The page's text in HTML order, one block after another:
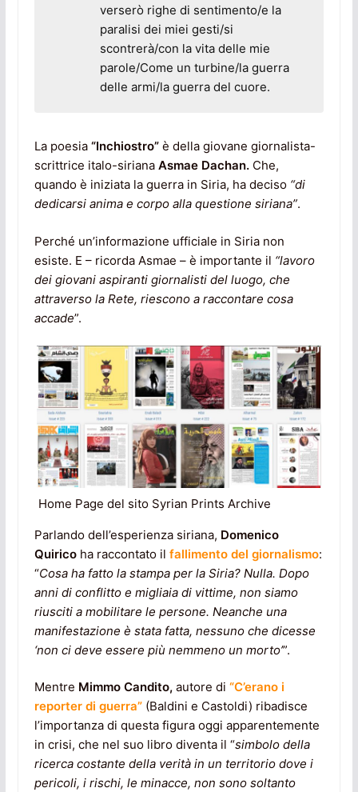
verserò righe di sentimento/e la
paralisi dei miei gesti/si
scontrerà/con la vita delle mie
parole/Come un turbine/la guerra
delle armi/la guerra del cuore.
La poesia “Inchiostro”è della giovane giornalista-
scrittrice italo-siriana Asmae Dachan. Che,
quando è iniziata la guerra in Siria, ha deciso “di
dedicarsi anima e corpo alla questione siriana”.
Perché un’informazione ufficiale in Siria non
esiste. E – ricorda Asmae – è importante il “lavoro
dei giovani aspiranti giornalisti del luogo, che
attraverso la Rete, riescono a raccontare cosa
accade”.
Home Page del sito Syrian Prints Archive
Parlando dell’esperienza siriana, Domenico
Quiricoha raccontato il fallimento del giornalismo:
“Cosa ha fatto la stampa per la Siria? Nulla. Dopo
anni di conflitto e migliaia di vittime, non siamo
riusciti a mobilitare le persone. Neanche una
manifestazione è stata fatta, nessuno che dicesse
‘non ci deve essere più nemmeno un morto’”.
Mentre Mimmo Candito,autore di “C’erano i
reporter di guerra” (Baldini e Castoldi) ribadisce
l’importanza di questa figura oggi apparentemente
in crisi, che nel suo libro diventa il “simbolo della
ricerca costante della verità in un territorio dove i
pericoli, i rischi, le minacce, non sono soltanto